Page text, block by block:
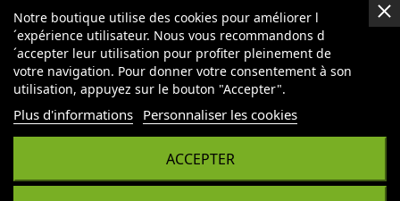
NOS BOUTIQUES
Notre boutique utilise des cookies pour améliorer l
´expérience utilisateur. Nous vous recommandons d
´accepter leur utilisation pour profiter pleinement de
votre navigation. Pour donner votre consentement à son
utilisation, appuyez sur le bouton "Accepter".
Plus d'informations Personnaliser les cookies
ACCEPTER
J'accepte lesconditions généraleset lapolitique de
confidentialité
Copyright © 2026 OPTIMAL GROW - Tous droits réservés
- Reproduction interdite sans autorisation - Site